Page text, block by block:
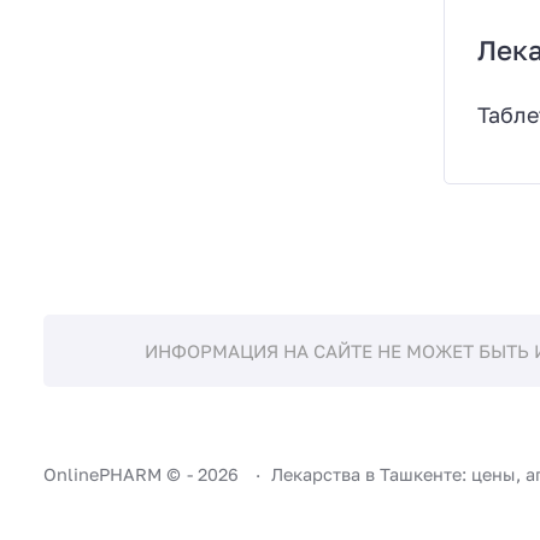
ИНФОРМАЦИЯ НА САЙТЕ НЕ МОЖЕТ БЫТЬ
OnlinePHARM © - 2026 Лекарства в Ташкенте: цены,